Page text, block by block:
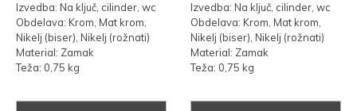
Izvedba: Na ključ, cilinder, wc
Obdelava: Krom, Mat krom,
Nikelj (biser), Nikelj (rožnati)
Material: Zamak
Teža: 0,75 kg
Izvedba: Na ključ, cilinder, wc
Obdelava: Krom, Mat krom,
Nikelj (biser), Nikelj (rožnati)
Material: Zamak
Teža: 0,75 kg